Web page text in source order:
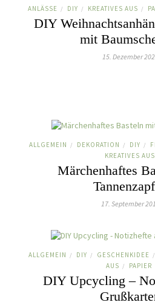
ANLÄSSE / DIY / KREATIVES AUS /
DIY
mit
15. Dezember
ALLGEMEIN / DEKORATION / DIY /
KREATIVES AUS
Märchenhaftes
17. September
ALLGEMEIN / DIY / GESCHENKIDEE /
AUS / PAPIER
DIY Upcycling –